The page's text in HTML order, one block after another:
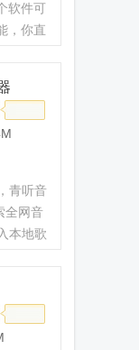
软件可
，你直
青听音
全网音
本地歌